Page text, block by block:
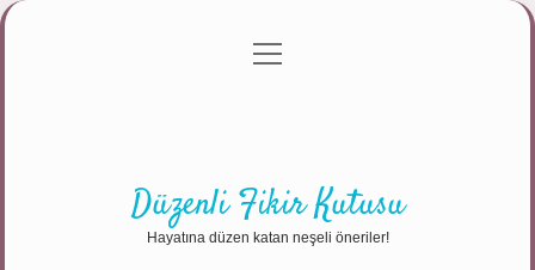
Gizlilik Politikası
menüyü
Düzenli Fikir Kutusu
Hayatına düzen katan neşeli öneriler!